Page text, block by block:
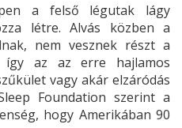
a felső légutak lágy
létre. Alvás közben a
nem vesznek részt a
így az az erre hajlamos
vagy akár elzáródás
Foundation szerint a
hogy Amerikában 90